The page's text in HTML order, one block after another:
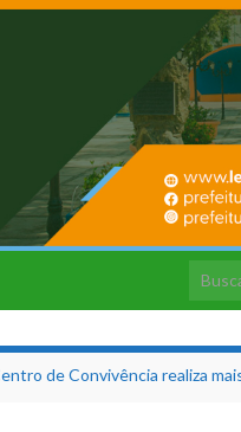
de Convivência realiza